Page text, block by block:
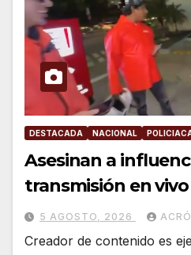
DESTACADA NACIONAL
Asesinan a
transmisión en
5 AGOSTO, 2026
Creador de contenido es